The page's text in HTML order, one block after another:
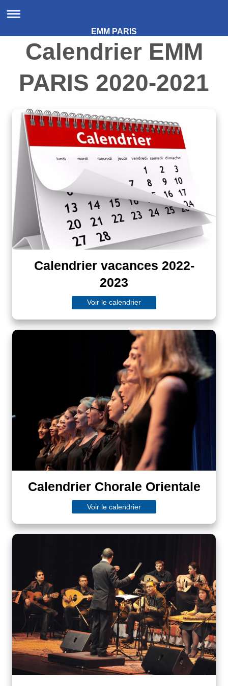
EMM PARIS
Calendrier EMM
PARIS 2020-2021
Calendrier vacances 2022-
2023
Voir le calendrier
Calendrier Chorale Orientale
Voir le calendrier